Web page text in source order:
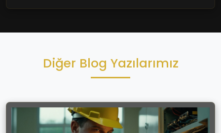
Diğer Blog Yazılarımız